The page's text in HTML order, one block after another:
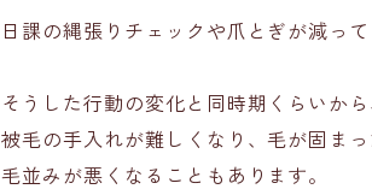
日課の縄張りチェックや爪とぎが減っ
そうした行動の変化と同時期くらいから
被毛の手入れが難しくなり、毛が固ま
毛並みが悪くなることもあります。